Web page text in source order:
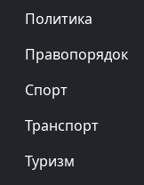
Политика
Правопорядок
Спорт
Транспорт
Туризм